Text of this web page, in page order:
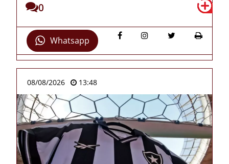
0
Whatsapp
08/08/2026 13:48